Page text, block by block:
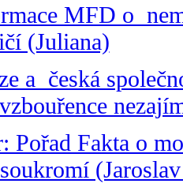
MFD o
(Juliana)
a česká
Pořad Fakta o